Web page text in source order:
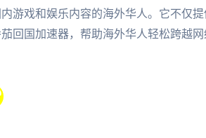
游戏和娱乐内容的海外华人。它不仅
回国加速器，帮助海外华人轻松跨越网